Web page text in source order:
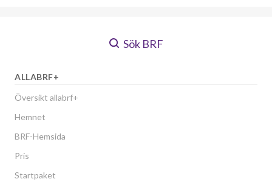
Sök BRF
ALLABRF+
Översikt allabrf+
Hemnet
BRF-Hemsida
Pris
Startpaket